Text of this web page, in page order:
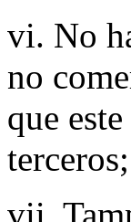
vi. No
no
que
terceros;
vii.